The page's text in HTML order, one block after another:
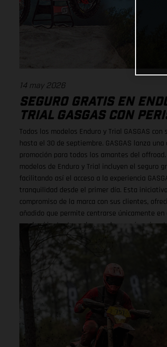
14 may 2026
SEGURO GRATIS EN
TRIAL GASGAS CON
Todos los modelos Enduro y Trial GASGAS
hasta el 30 de septiembre. GASGAS lanza
promoción para todos los amantes del offroad.
modelos de Enduro y Trial incluyen el seguro
facilitando así el acceso a la experiencia
tranquilidad desde el primer día. Esta
compromiso de la marca con sus clientes,
añadido que permite centrarse únicamente
conducción, tanto en los senderos más
zonas de trial. Y además gracias al sistema de
de GASGAS, estrenar cualquier modelo de la
más fácil que nunca: eliges moto, entrada y
empiezas a disfrutarla en solo unos pasos. Con
condiciones y cuotas increibles. Para más
condiciones de financiación y disponibilidad,
concesionario más cercano GASGAS.
de abril al 30 de junio. ¡Get On The Gas!